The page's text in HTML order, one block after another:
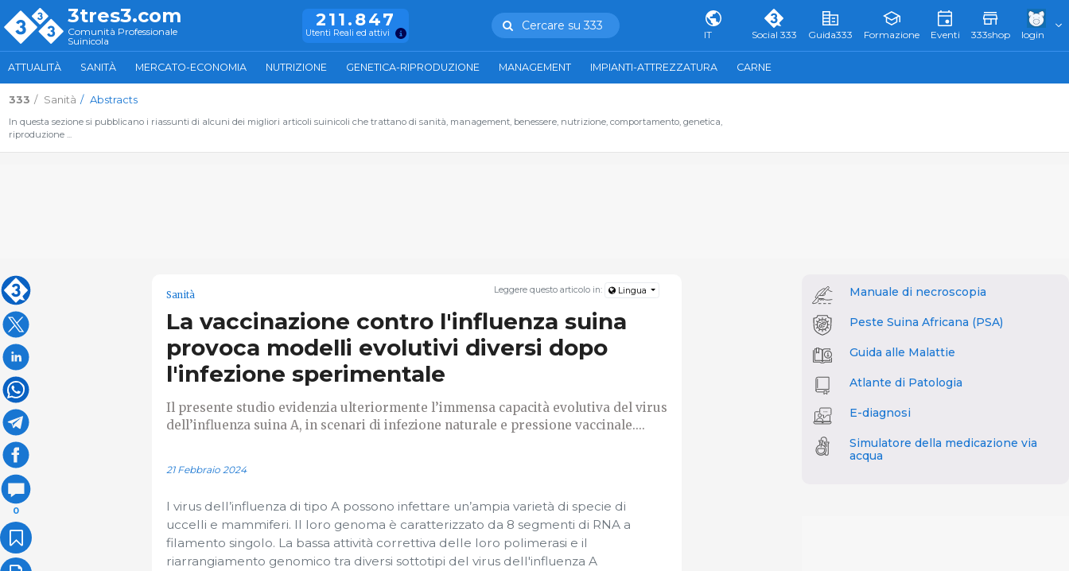
3tres3.com
Comunità Professionale
Suinicola
211.847
Utenti Reali ed attivi
Cercare su 333
IT Social 333 Guida333 Formazione Eventi 333shop login
ATTUALITÀ SANITÀ MERCATO-ECONOMIA NUTRIZIONE GENETICA-RIPRODUZIONE MANAGEMENT IMPIANTI-ATTREZZATURA CARNE
333 Sanità Abstracts
In questa sezione si pubblicano i riassunti di alcuni dei migliori articoli suinicoli che trattano di sanità, management, benessere, nutrizione, comportamento, genetica,
riproduzione ...
0
Leggere questo articolo in: Lingua
Sanità
La vaccinazione contro l'influenza suina
provoca modelli evolutivi diversi dopo
l'infezione sperimentale
Il presente studio evidenzia ulteriormente l’immensa capacità evolutiva del virus
dell’influenza suina A, in scenari di infezione naturale e pressione vaccinale....
21 Febbraio 2024
I virus dell’influenza di tipo A possono infettare un’ampia varietà di specie di
uccelli e mammiferi. Il loro genoma è caratterizzato da 8 segmenti di RNA a
filamento singolo. La bassa attività correttiva delle loro polimerasi e il
riarrangiamento genomico tra diversi sottotipi del virus dell'influenza A
Manuale di necroscopia
Peste Suina Africana (PSA)
Guida alle Malattie
Atlante di Patologia
E-diagnosi
Simulatore della medicazione via
acqua